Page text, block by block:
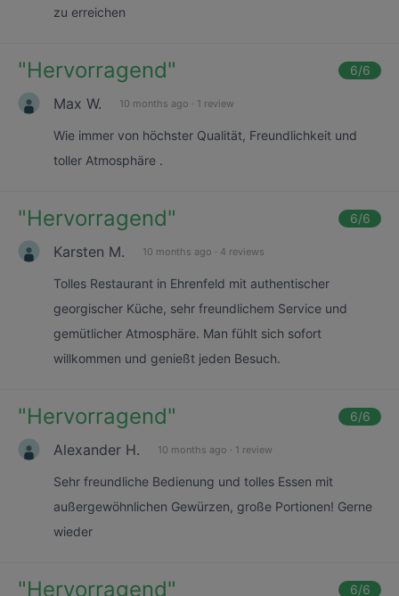
zu erreichen
"Hervorragend" 6/6
Max W. 10 months ago · 1 review
Wie immer von höchster Qualität, Freundlichkeit und
toller Atmosphäre .
"Hervorragend" 6/6
Karsten M. 10 months ago · 4 reviews
Tolles Restaurant in Ehrenfeld mit authentischer
georgischer Küche, sehr freundlichem Service und
gemütlicher Atmosphäre. Man fühlt sich sofort
willkommen und genießt jeden Besuch.
"Hervorragend" 6/6
Alexander H. 10 months ago · 1 review
Sehr freundliche Bedienung und tolles Essen mit
außergewöhnlichen Gewürzen, große Portionen! Gerne
wieder
"Hervorragend" 6/6